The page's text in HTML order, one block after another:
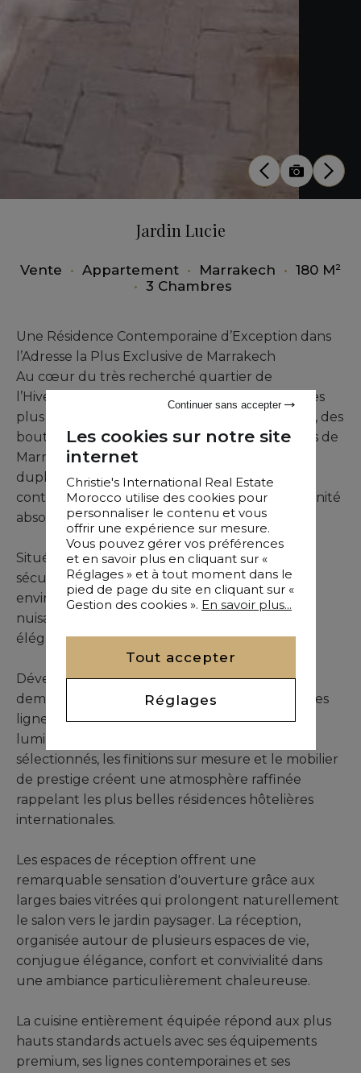
Jardin Lucie
Vente • Appartement • Marrakech • 180 M²
• 3 Chambres
Une Résidence Contemporaine d’Exception dans
l’Adresse la Plus Exclusive de Marrakech
Au cœur du très recherché quartier de
l’Hivernage, à quelques minutes seulement des
plus grands hôtels, des tables gastronomiques, des
boutiques de luxe et des lieux emblématiques de
Marrakech, cette remarquable résidence en
duplex dévoile un art de vivre où luxe
contemporain, élégance architecturale et sérénité
absolue s'expriment avec une rare harmonie.
Située dans une impasse privée parfaitement
sécurisée, la propriété bénéficie d'un
environnement privilégié, à l'abri de toute
nuisance, tout en restant au cœur de la vie
élégante de Marrakech.
Développant près de 180 m² habitables, cette
demeure séduit dès les premiers instants par ses
lignes épurées, ses volumes généreux et sa
luminosité exceptionnelle. Les matériaux
sélectionnés, les finitions sur mesure et le mobilier
de prestige créent une atmosphère raffinée
rappelant les plus belles résidences hôtelières
internationales.
Les espaces de réception offrent une
remarquable sensation d'ouverture grâce aux
larges baies vitrées qui prolongent naturellement
le salon vers le jardin paysager. La réception,
organisée autour de plusieurs espaces de vie,
conjugue élégance, confort et convivialité dans
une ambiance particulièrement chaleureuse.
La cuisine entièrement équipée répond aux plus
hauts standards actuels avec ses équipements
premium, ses lignes contemporaines et ses
Les cookies sur notre site
internet
Christie's International Real Estate
Morocco utilise des cookies pour
personnaliser le contenu et vous
offrir une expérience sur mesure.
Vous pouvez gérer vos préférences
et en savoir plus en cliquant sur «
Réglages » et à tout moment dans le
pied de page du site en cliquant sur «
Gestion des cookies ». En savoir plus...
Tout accepter
Réglages
Continuer sans accepter